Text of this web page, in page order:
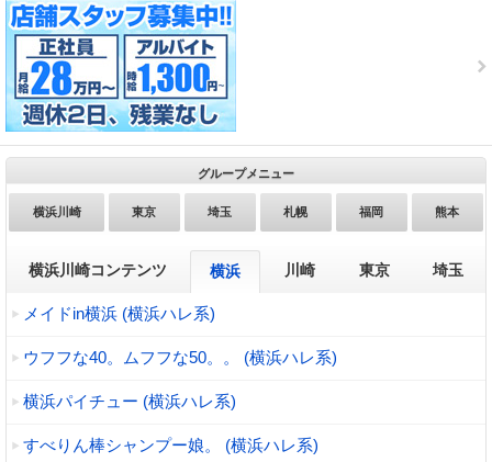
グループメニュー
横浜川崎 東京 埼玉 札幌 福岡 熊本
横浜川崎コンテンツ 横浜 川崎 東京 埼玉
メイドin横浜 (横浜ハレ系)
ウフフな40。ムフフな50。。 (横浜ハレ系)
横浜パイチュー (横浜ハレ系)
すべりん棒シャンプー娘。 (横浜ハレ系)